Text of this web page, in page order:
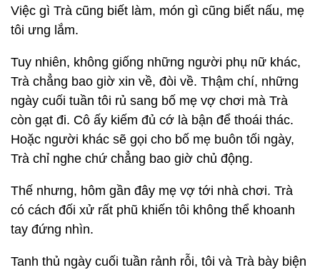
Việc gì Trà cũng biết làm, món gì cũng biết nấu, mẹ
tôi ưng lắm.
Tuy nhiên, không giống những người phụ nữ khác,
Trà chẳng bao giờ xin về, đòi về. Thậm chí, những
ngày cuối tuần tôi rủ sang bố mẹ vợ chơi mà Trà
còn gạt đi. Cô ấy kiếm đủ cớ là bận để thoái thác.
Hoặc người khác sẽ gọi cho bố mẹ buôn tối ngày,
Trà chỉ nghe chứ chẳng bao giờ chủ động.
Thế nhưng, hôm gần đây mẹ vợ tới nhà chơi. Trà
có cách đối xử rất phũ khiến tôi không thể khoanh
tay đứng nhìn.
Tanh thủ ngày cuối tuần rảnh rỗi, tôi và Trà bày biện